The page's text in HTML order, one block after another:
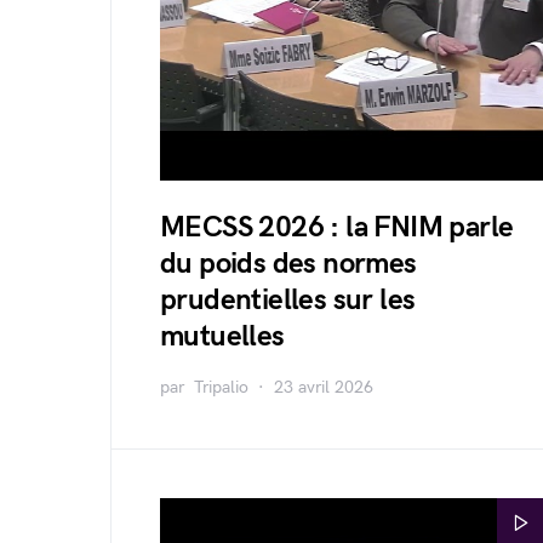
MECSS 2026 : la FNIM parle
du poids des normes
prudentielles sur les
mutuelles
par Tripalio 23 avril 2026